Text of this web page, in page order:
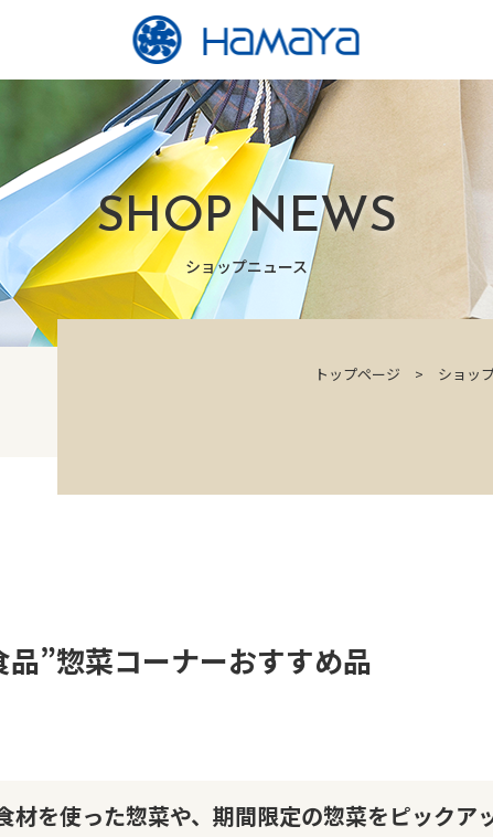
SHOP NEWS
ショップニュース
トップページ ショッ
”惣菜コーナーおすすめ品
材を使った惣菜や、期間限定の惣菜をピックア